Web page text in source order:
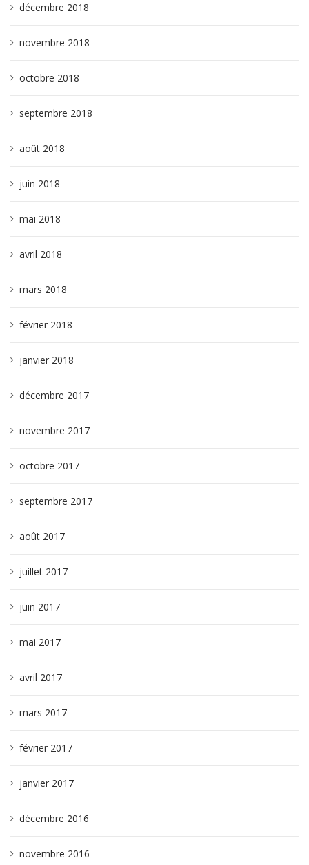
décembre 2018
novembre 2018
octobre 2018
septembre 2018
août 2018
juin 2018
mai 2018
avril 2018
mars 2018
février 2018
janvier 2018
décembre 2017
novembre 2017
octobre 2017
septembre 2017
août 2017
juillet 2017
juin 2017
mai 2017
avril 2017
mars 2017
février 2017
janvier 2017
décembre 2016
novembre 2016